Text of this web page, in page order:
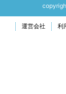
運営会社 利